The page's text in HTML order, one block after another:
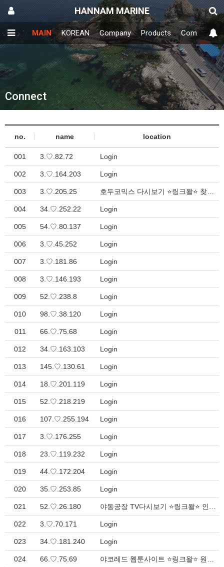
HANNAM MARINE
MAIN KOREAN Company Products Community
Connect
no. name location
001 3.♡.82.72 Login
002 3.♡.164.203 Login
003 3.♡.205.25
004 34.♡.252.22 Login
005 54.♡.80.137 Login
006 3.♡.45.252 Login
007 3.♡.181.86 Login
008 3.♡.146.193 Login
009 52.♡.238.8 Login
010 98.♡.38.120 Login
011 66.♡.75.68 Login
012 34.♡.163.103 Login
013 145.♡.130.61 Login
014 18.♡.201.119 Login
015 52.♡.218.219 Login
016 107.♡.255.194 Login
017 3.♡.176.255 Login
018 23.♡.119.232 Login
019 44.♡.172.204 Login
020 35.♡.253.85 Login
021 52.♡.26.180
022 3.♡.70.171 Login
023 34.♡.181.240 Login
024 66.♡.75.69